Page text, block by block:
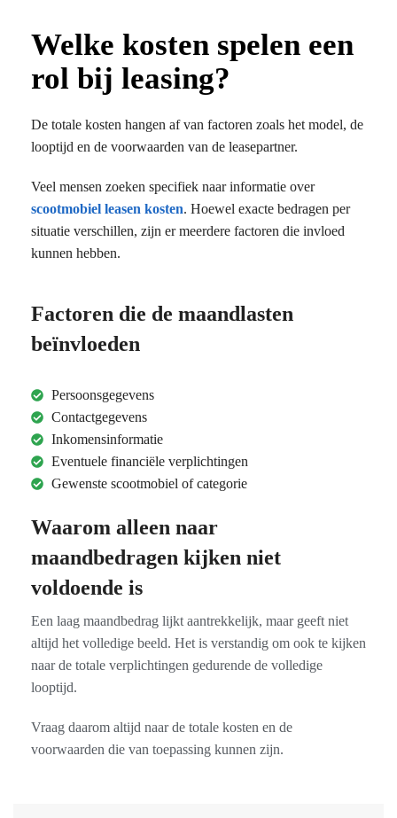
Welke kosten spelen een
rol bij leasing?
De totale kosten hangen af van factoren zoals het model, de
looptijd en de voorwaarden van de leasepartner.
Veel mensen zoeken specifiek naar informatie over
scootmobiel leasen kosten. Hoewel exacte bedragen per
situatie verschillen, zijn er meerdere factoren die invloed
kunnen hebben.
Factoren die de maandlasten
beïnvloeden
Persoonsgegevens
Contactgegevens
Inkomensinformatie
Eventuele financiële verplichtingen
Gewenste scootmobiel of categorie
Waarom alleen naar
maandbedragen kijken niet
voldoende is
Een laag maandbedrag lijkt aantrekkelijk, maar geeft niet
altijd het volledige beeld. Het is verstandig om ook te kijken
naar de totale verplichtingen gedurende de volledige
looptijd.
Vraag daarom altijd naar de totale kosten en de
voorwaarden die van toepassing kunnen zijn.